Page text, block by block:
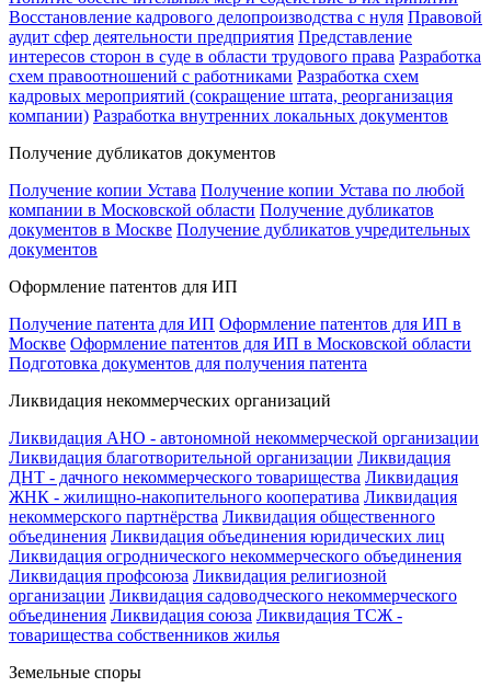
Восстановление кадрового делопроизводства с нуля Правовой
аудит сфер деятельности предприятия Представление
интересов сторон в суде в области трудового права Разработка
схем правоотношений с работниками Разработка схем
кадровых мероприятий (сокращение штата, реорганизация
компании) Разработка внутренних локальных документов
Получение дубликатов документов
Получение копии Устава Получение копии Устава по любой
компании в Московской области Получение дубликатов
документов в Москве Получение дубликатов учредительных
документов
Оформление патентов для ИП
Получение патента для ИП Оформление патентов для ИП в
Москве Оформление патентов для ИП в Московской области
Подготовка документов для получения патента
Ликвидация некоммерческих организаций
Ликвидация АНО - автономной некоммерческой организации
Ликвидация благотворительной организации Ликвидация
ДНТ - дачного некоммерческого товарищества Ликвидация
ЖНК - жилищно-накопительного кооператива Ликвидация
некоммерского партнёрства Ликвидация общественного
объединения Ликвидация объединения юридических лиц
Ликвидация огроднического некоммерческого объединения
Ликвидация профсоюза Ликвидация религиозной
организации Ликвидация садоводческого некоммерческого
объединения Ликвидация союза Ликвидация ТСЖ -
товарищества собственников жилья
Земельные споры